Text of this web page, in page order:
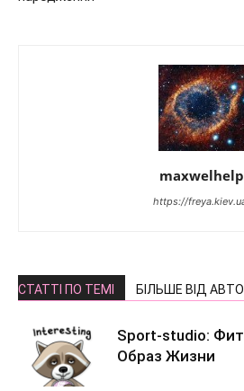
maxwelhelp
https://
СТАТТІ ПО ТЕМІ БІЛЬШЕ ВІД
Sport-studio:
Образ Жизни